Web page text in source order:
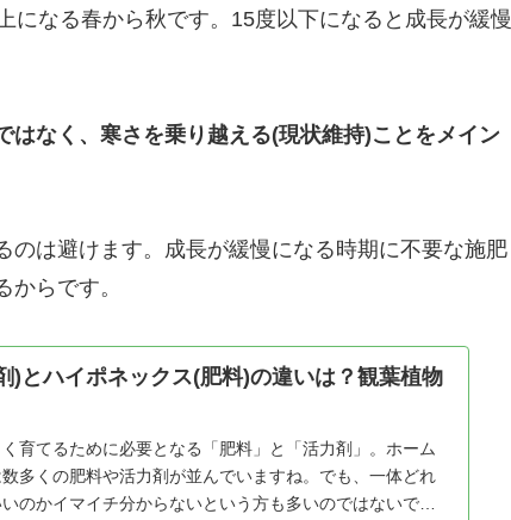
になる春から秋です。15度以下になると成長が緩慢
はなく、寒さを乗り越える(現状維持)ことをメイン
は避けます。成長が緩慢になる時期に不要な施肥
らです。
)とハイポネックス(肥料)の違いは？観葉植物
育てるために必要となる「肥料」と「活力剤」。ホーム
多くの肥料や活力剤が並んでいますね。でも、一体どれ
のかイマイチ分からないという方も多いのではないでし